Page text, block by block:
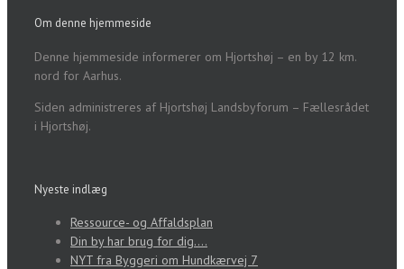
Om denne hjemmeside
Denne hjemmeside informerer om Hjortshøj – en by 12 km.
nord for Aarhus.
Siden administreres af Hjortshøj Landsbyforum – Fællesrådet
i Hjortshøj.
Nyeste indlæg
Ressource- og Affaldsplan
Din by har brug for dig….
NYT fra Byggeri om Hundkærvej 7